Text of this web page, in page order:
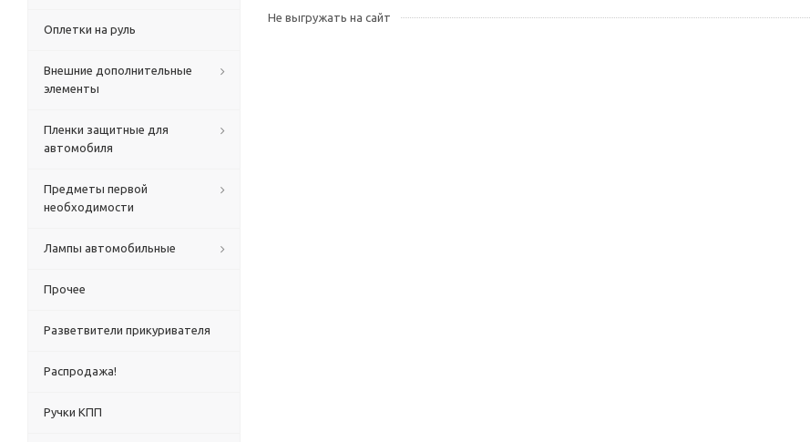
Не выгружать на сайт
Оплетки на руль
Внешние дополнительные
элементы
Пленки защитные для
автомобиля
Предметы первой
необходимости
Лампы автомобильные
Прочее
Разветвители прикуривателя
Распродажа!
Ручки КПП